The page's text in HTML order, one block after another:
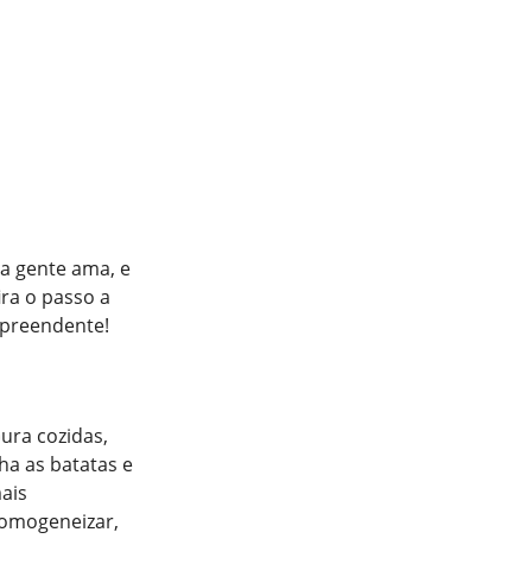
gente ama, e
o passo a
cozidas,
as batatas e